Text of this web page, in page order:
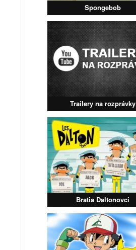
Spongebob
Trailery na rozprávky
Bratia Daltonovci